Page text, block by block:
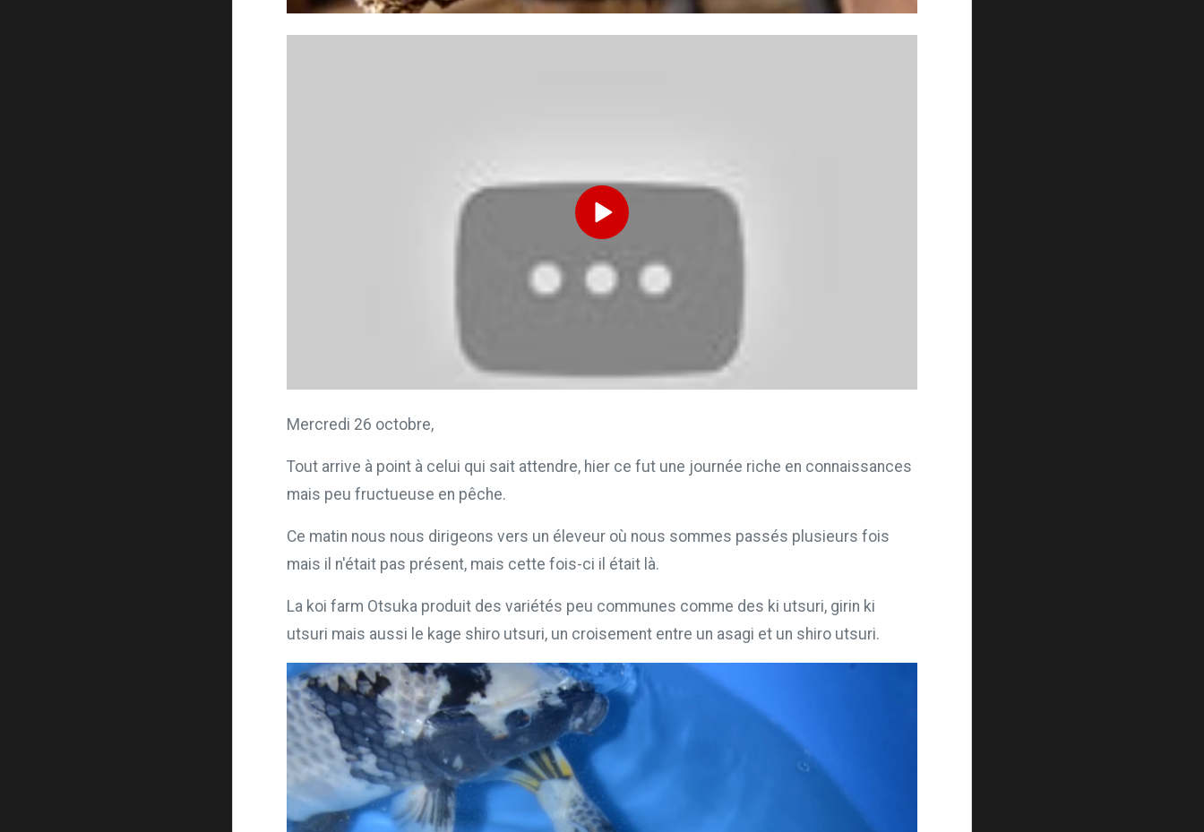
Mercredi 26 octobre,
Tout arrive à point à celui qui sait attendre, hier ce fut une journée riche en connaissances
mais peu fructueuse en pêche.
Ce matin nous nous dirigeons vers un éleveur où nous sommes passés plusieurs fois
mais il n'était pas présent, mais cette fois-ci il était là.
La koi farm Otsuka produit des variétés peu communes comme des ki utsuri, girin ki
utsuri mais aussi le kage shiro utsuri, un croisement entre un asagi et un shiro utsuri.